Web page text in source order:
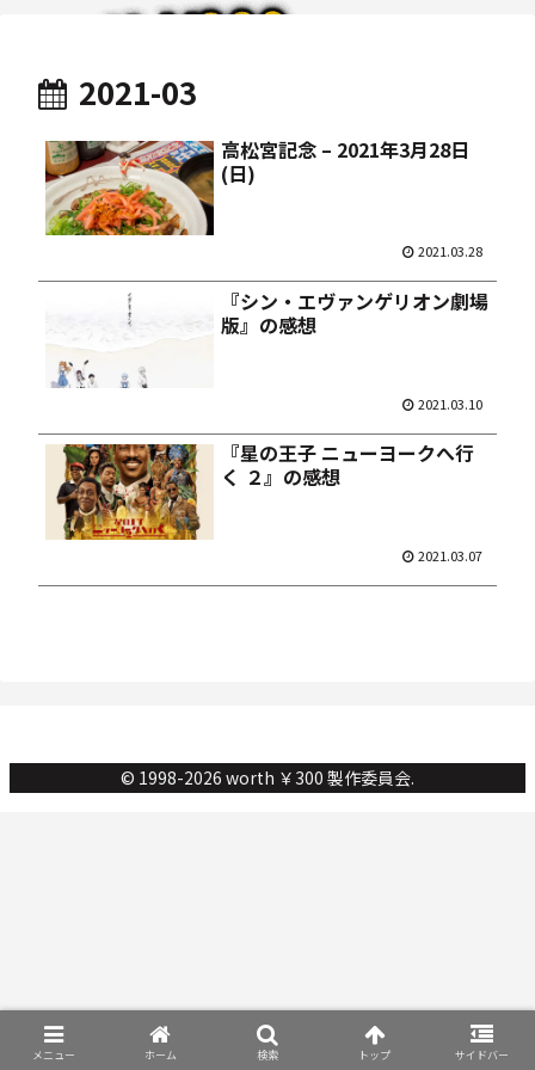
2021-03
高松宮記念 – 2021年3月28日
(日)
2021.03.28
『シン・エヴァンゲリオン劇場
版』の感想
2021.03.10
『星の王子 ニューヨークへ行
く ２』の感想
2021.03.07
© 1998-2026 worth ￥300 製作委員会.
メニュー ホーム 検索 トップ サイドバー